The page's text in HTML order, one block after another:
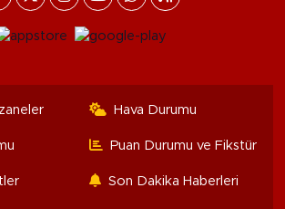
Hava Durumu
Puan Durumu ve Fikstür
Son Dakika Haberleri